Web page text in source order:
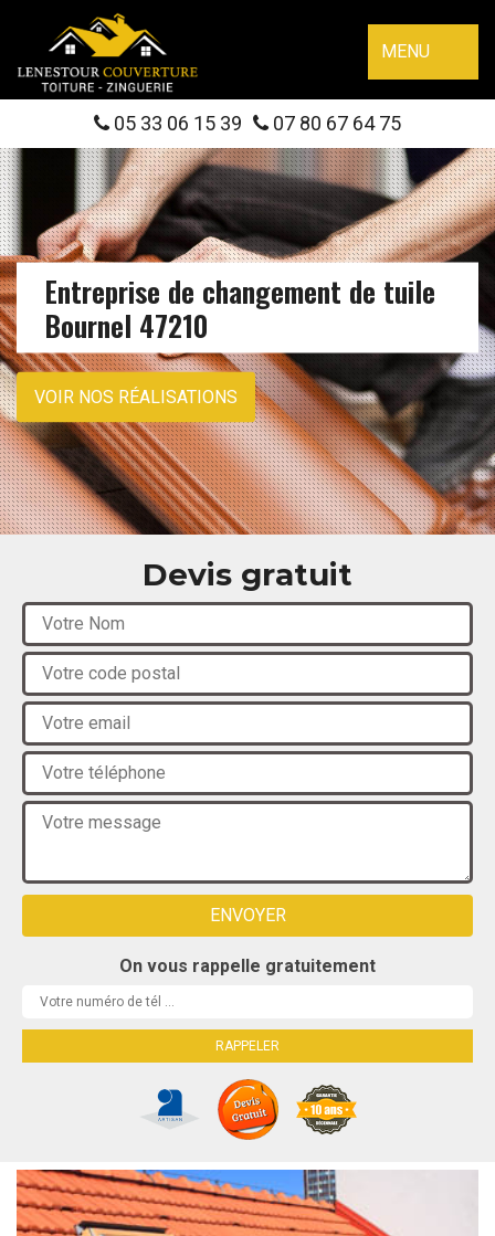
MENU
05 33 06 15 39 07 80 67 64 75
Entreprise de changement de tuile
Bournel 47210
VOIR NOS RÉALISATIONS
Devis gratuit
On vous rappelle gratuitement